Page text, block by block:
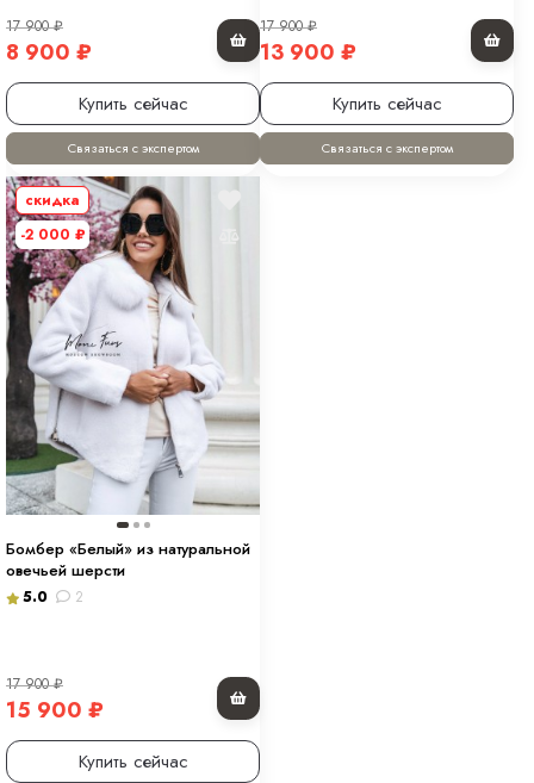
17 900₽
8 900 ₽
Купить сейчас
Связаться с экспертом
17 900₽
13 900 ₽
Купить сейчас
Связаться с экспертом
скидка
-2 000 ₽
Бомбер «Белый» из натуральной
овечьей шерсти
5.0 2
17 900₽
15 900 ₽
Купить сейчас